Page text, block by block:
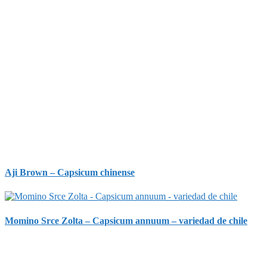
Aji Brown – Capsicum chinense
Momino Srce Zolta – Capsicum annuum – variedad de chile